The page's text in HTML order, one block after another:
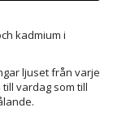
kadmium i
ljuset från varje
vardag som till